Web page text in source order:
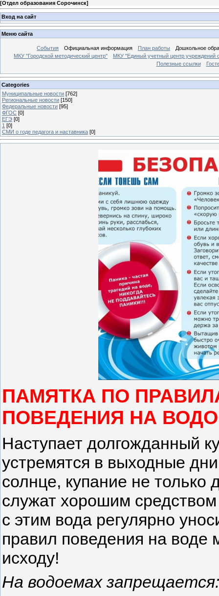
[Отдел образования Сорочинск]
Вход на сайт
Меню сайта
События Официальная информация План работы
Дошкольное
МКУ "Городской методический центр"
МКУ "Единый учетный центр учреждений
Полезные ссылки
Categories
Муниципальные новости [762]
Региональные новости [150]
Федеральные новости [95]
ФГОС [0]
ЕГЭ [0]
1 [0]
СМИ о годе педагога и наставника [0]
ПАМЯТКА ПО
ПОВЕДЕНИЯ НА
Наступает долгожданный
устремятся в выходные
солнце, купание не только
служат хорошим
с этим вода регулярно
правил поведения на воде
исходу!
На водоемах запрещается: